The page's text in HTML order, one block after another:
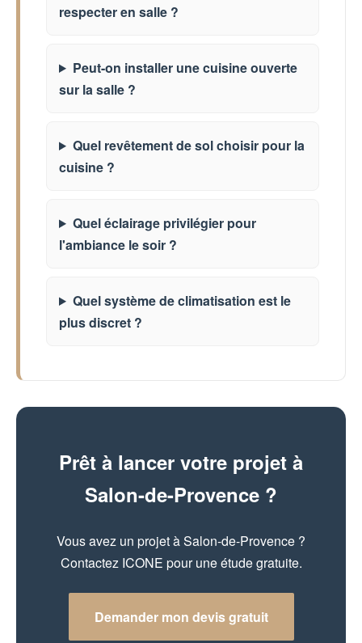
respecter en salle ?
Peut-on installer une cuisine ouverte
sur la salle ?
Quel revêtement de sol choisir pour la
cuisine ?
Quel éclairage privilégier pour
l'ambiance le soir ?
Quel système de climatisation est le
plus discret ?
Prêt à lancer votre projet à
Salon-de-Provence ?
Vous avez un projet à Salon-de-Provence ?
Contactez ICONE pour une étude gratuite.
Demander mon devis gratuit